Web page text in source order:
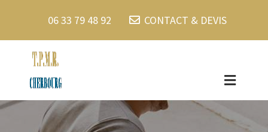
06 33 79 48 92 CONTACT & DEVIS